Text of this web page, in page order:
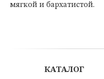
мягкой и бархатистой.
КАТАЛОГ